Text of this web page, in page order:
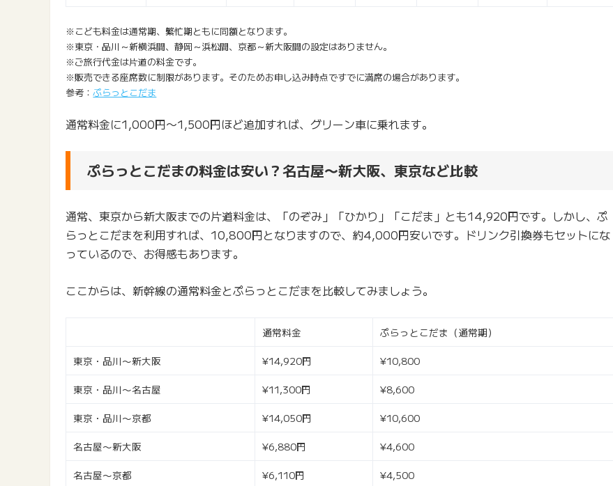
※こども料金は通常期、繁忙期ともに同額となります。
※東京・品川～新横浜間、静岡～浜松間、京都～新大阪間の設定はありません。
※ご旅行代金は片道の料金です。
※販売できる座席数に制限があります。そのためお申し込み時点ですでに満席の場合があります。
参考：ぷらっとこだま
通常料金に1,000円〜1,500円ほど追加すれば、グリーン車に乗れます。
ぷらっとこだまの料金は安い？名古屋〜新大阪、東京など比較
通常、東京から新大阪までの片道料金は、「のぞみ」「ひかり」「こだま」とも14,920円です。しかし、ぷ
らっとこだまを利用すれば、10,800円となりますので、約4,000円安いです。ドリンク引換券もセットにな
っているので、お得感もあります。
ここからは、新幹線の通常料金とぷらっとこだまを比較してみましょう。
通常料金 ぷらっとこだま（通常期）
東京・品川〜新大阪 ¥14,920円 ¥10,800
東京・品川〜名古屋 ¥11,300円 ¥8,600
東京・品川〜京都 ¥14,050円 ¥10,600
名古屋〜新大阪 ¥6,880円 ¥4,600
名古屋〜京都 ¥6,110円 ¥4,500